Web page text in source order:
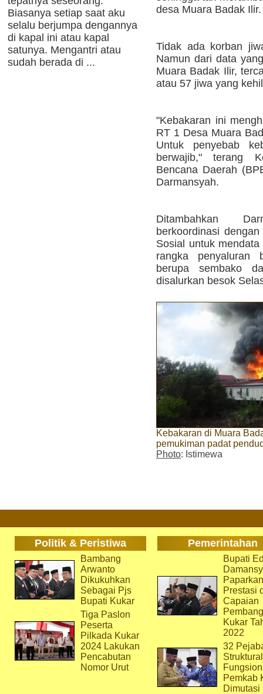
Biasanya setiap saat aku
selalu berjumpa dengannya
di kapal ini atau kapal
satunya. Mengantri atau
sudah berada di ...
desa Muara Badak Ilir.
Tidak ada korban
Namun dari data
Muara Badak Ilir,
atau 57 jiwa yang
"Kebakaran ini
RT 1 Desa Muara
Untuk penyebab
berwajib," terang
Bencana Daerah
Darmansyah.
Ditambahkan
berkoordinasi
Sosial untuk
rangka penyaluran
berupa sembako
disalurkan besok
Kebakaran di Muara
pemukiman padat
Photo: Istimewa
Politik & Peristiwa Pemerintahan
Bambang
Arwanto
Dikukuhkan
Sebagai Pjs
Bupati Kukar
Tiga Paslon
Peserta
Pilkada Kukar
2024 Lakukan
Pencabutan
Nomor Urut
Bupati
Paparkan
Prestasi
Capaian
Kukar
2022
32
Pemkab
Dimutasi